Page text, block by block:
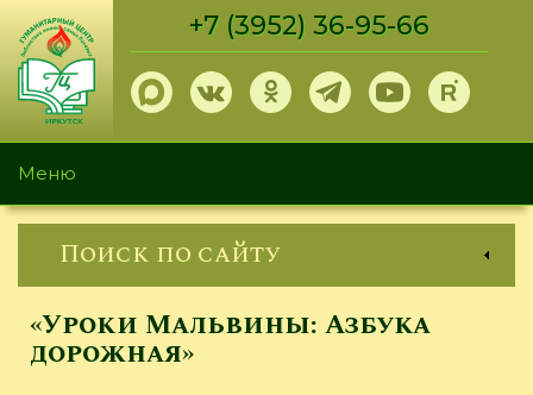
Перейти
основному
содержанию
+7 (3952) 36-95-66
Меню
Поиск по сайту
«Уроки Мальвины: Азбука
дорожная»